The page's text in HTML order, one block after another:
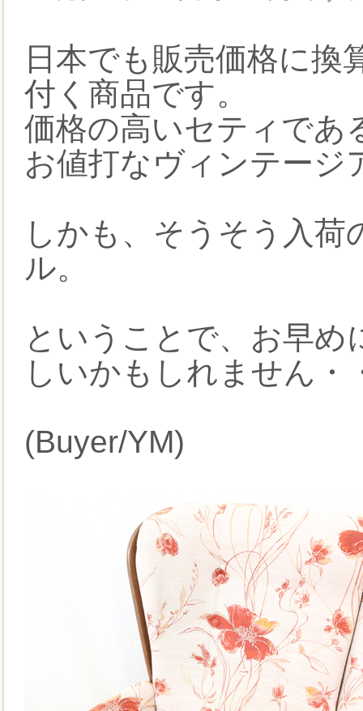
日本でも販売価格に換
付く商品です。
価格の高いセティであ
お値打なヴィンテージ
しかも、そうそう入
ル。
ということで、お早
しいかもしれません・
(Buyer/YM)